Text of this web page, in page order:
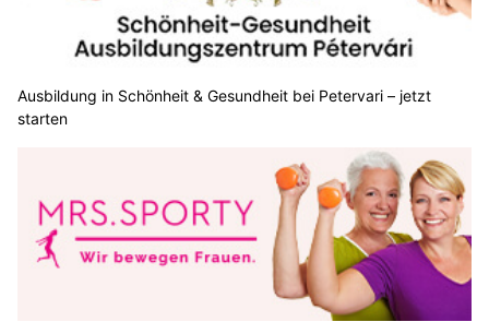
Ausbildung in Schönheit & Gesundheit bei Petervari – jetzt
starten